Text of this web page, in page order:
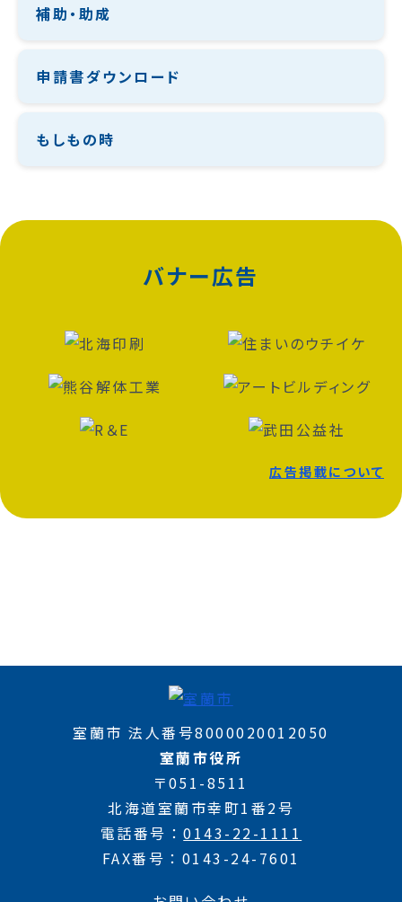
補助・助成
申請書ダウンロード
もしもの時
バナー広告
広告掲載について
室蘭市 法人番号8000020012050
室蘭市役所
〒051-8511
北海道室蘭市幸町1番2号
電話番号
0143-22-1111
FAX番号
0143-24-7601